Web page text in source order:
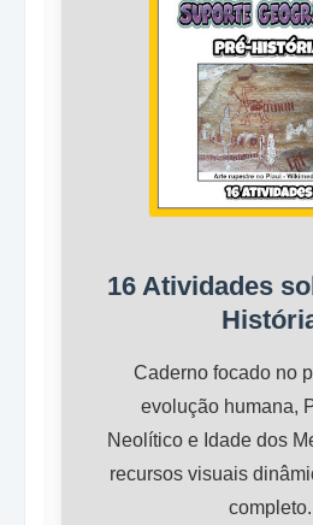
16 Atividades
Caderno focado no
evolução humana,
Neolítico e Idade dos
recursos visuais
completo.